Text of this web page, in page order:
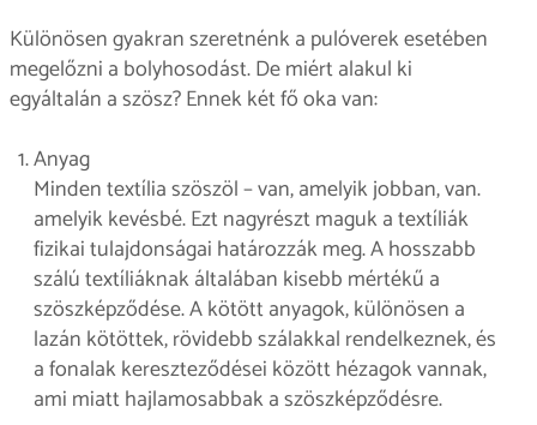
Különösen gyakran szeretnénk a pulóverek esetében
megelőzni a bolyhosodást. De miért alakul ki
egyáltalán a szösz? Ennek két fő oka van:
Anyag
Minden textília szöszöl – van, amelyik jobban, van.
amelyik kevésbé. Ezt nagyrészt maguk a textíliák
fizikai tulajdonságai határozzák meg. A hosszabb
szálú textíliáknak általában kisebb mértékű a
szöszképződése. A kötött anyagok, különösen a
lazán kötöttek, rövidebb szálakkal rendelkeznek, és
a fonalak kereszteződései között hézagok vannak,
ami miatt hajlamosabbak a szöszképződésre.